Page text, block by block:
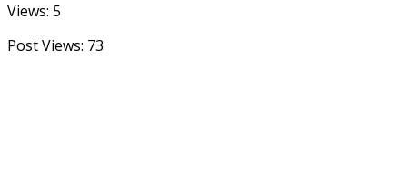
Views: 5
Post Views: 73